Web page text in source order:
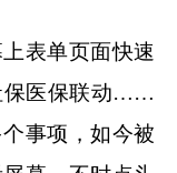
表单页面快速
保医保联动……
事项，如今被